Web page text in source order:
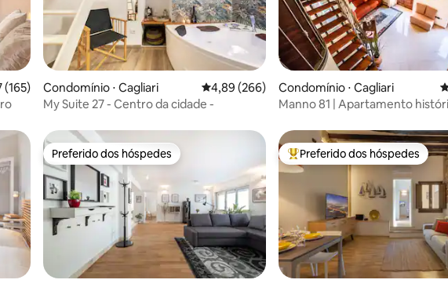
uma avaliação média de 5, 165 avaliações
(165)
Condomínio ⋅ Cagliari 4,89 de uma avaliação média de 5, 266
4,89 (266)
My Suite 27 - Centro da cidade -
Condomínio ⋅ Cagliari
Manno 81 | Apartamento
Preferido dos hóspedes
Preferido dos hóspedes Entre os melhores preferidos
Preferido dos hóspedes